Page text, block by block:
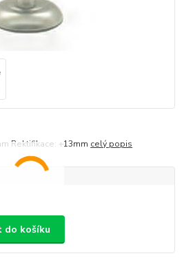
Rektifikace: +13mm celý popis
do košíku